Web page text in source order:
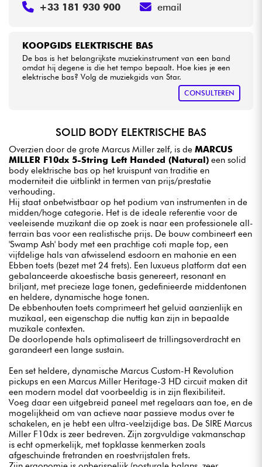
KOOPGIDS ELEKTRISCHE BAS
De bas is het belangrijkste muziekinstrument van een band
omdat hij degene is die het tempo bepaalt. Hoe kies je een
elektrische bas? Volg de muziekgids van Star.
CONSULTEREN
+33 181 930 900 email
SOLID BODY ELEKTRISCHE BAS
Overzien door de grote Marcus Miller zelf, is de MARCUS
MILLER F10dx 5-String Left Handed (Natural) een solid
body elektrische bas op het kruispunt van traditie en
moderniteit die uitblinkt in termen van prijs/prestatie
verhouding.
Hij staat onbetwistbaar op het podium van instrumenten in de
midden/hoge categorie. Het is de ideale referentie voor de
veeleisende muzikant die op zoek is naar een professionele all-
terrain bas voor een realistische prijs. De bouw combineert een
'Swamp Ash' body met een prachtige coti maple top, een
vijfdelige hals van afwisselend esdoorn en mahonie en een
Ebben toets (bezet met 24 frets). Een luxueus platform dat een
gebalanceerde akoestische basis genereert, resonant en
briljant, met precieze lage tonen, gedefinieerde middentonen
en heldere, dynamische hoge tonen.
De ebbenhouten toets comprimeert het geluid aanzienlijk en
muzikaal, een eigenschap die nuttig kan zijn in bepaalde
muzikale contexten.
De doorlopende hals optimaliseert de trillingsoverdracht en
garandeert een lange sustain.
Een set heldere, dynamische Marcus Custom-H Revolution
pickups en een Marcus Miller Heritage-3 HD circuit maken dit
een modern model dat voorbeeldig is in zijn flexibiliteit.
Voeg daar een uitgebreid paneel met regelaars aan toe, en de
mogelijkheid om van actieve naar passieve modus over te
schakelen, en je hebt een ultra-veelzijdige bas. De SIRE Marcus
Miller F10dx is zeer bedreven. Zijn zorgvuldige vakmanschap
is echt opmerkelijk, met topklasse kenmerken zoals
afgeschuinde fretranden en roestvrijstalen frets.